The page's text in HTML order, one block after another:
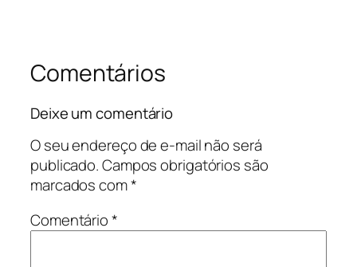
Comentários
Deixe um comentário
O seu endereço de e-mail não será
publicado.Campos obrigatórios são
marcados com*
Comentário*